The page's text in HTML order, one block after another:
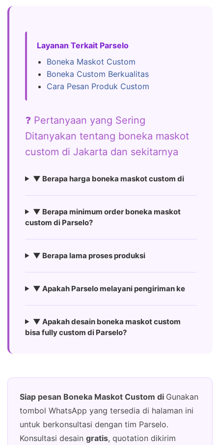
Layanan Terkait Parselo
Boneka Maskot Custom
Boneka Custom Berkualitas
Cara Pesan Produk Custom
❓ Pertanyaan yang Sering
Ditanyakan tentang boneka maskot
custom di Jakarta dan sekitarnya
▼ Berapa harga boneka maskot custom di
▼ Berapa minimum order boneka maskot
custom di Parselo?
▼ Berapa lama proses produksi
▼ Apakah Parselo melayani pengiriman ke
▼ Apakah desain boneka maskot custom
bisa fully custom di Parselo?
Siap pesan Boneka Maskot Custom di Gunakan
tombol WhatsApp yang tersedia di halaman ini
untuk berkonsultasi dengan tim Parselo.
Konsultasi desain gratis, quotation dikirim